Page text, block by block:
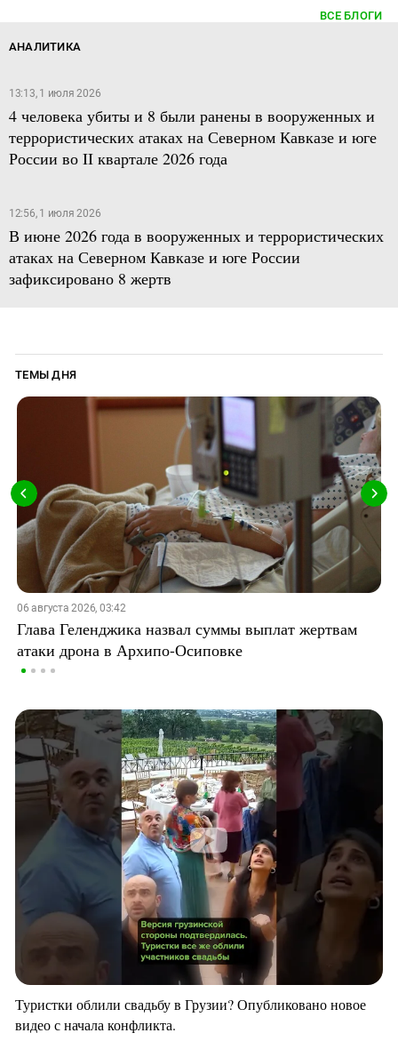
ВСЕ БЛОГИ
АНАЛИТИКА
13:13, 1 июля 2026
4 человека убиты и 8 были ранены в вооруженных и
террористических атаках на Северном Кавказе и юге
России во II квартале 2026 года
12:56, 1 июля 2026
В июне 2026 года в вооруженных и террористических
атаках на Северном Кавказе и юге России
зафиксировано 8 жертв
ТЕМЫ ДНЯ
06 августа 2026, 03:42
Глава Геленджика назвал суммы выплат жертвам
атаки дрона в Архипо-Осиповке
Туристки облили свадьбу в Грузии? Опубликовано новое
видео с начала конфликта.